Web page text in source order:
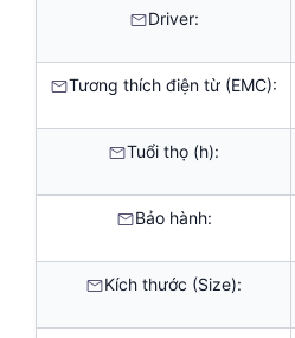
Driver:
Tương thích điện từ (EMC):
Tuổi thọ (h):
Bảo hành:
Kích thước (Size):